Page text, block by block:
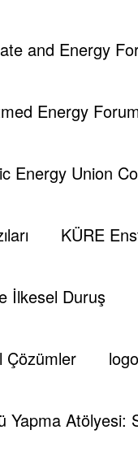
and Energy
Energy
Energy Union
KÜRE
İlkesel Duruş
Çözümler
Yapma Atölyesi: